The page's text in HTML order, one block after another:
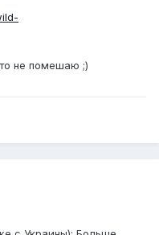
не помешаю ;)